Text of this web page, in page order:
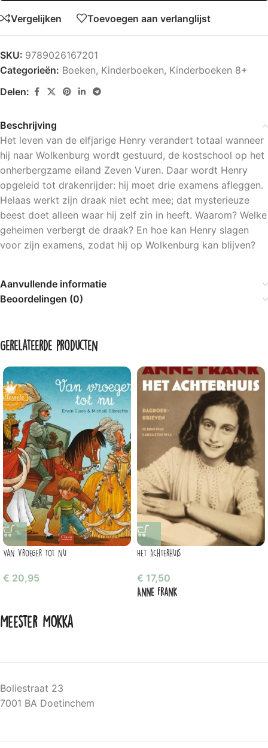
Vergelijken Toevoegen aan verlanglijst
SKU: 9789026167201
Categorieën: Boeken, Kinderboeken, Kinderboeken 8+
Delen:
Beschrijving
Het leven van de elfjarige Henry verandert totaal wanneer
hij naar Wolkenburg wordt gestuurd, de kostschool op het
onherbergzame eiland Zeven Vuren. Daar wordt Henry
opgeleid tot drakenrijder: hij moet drie examens afleggen.
Helaas werkt zijn draak niet echt mee; dat mysterieuze
beest doet alleen waar hij zelf zin in heeft. Waarom? Welke
geheimen verbergt de draak? En hoe kan Henry slagen
voor zijn examens, zodat hij op Wolkenburg kan blijven?
Aanvullende informatie
Beoordelingen (0)
Gerelateerde producten
Van vroeger tot nu
€ 20,95
Het Achterhuis
€ 17,50
Anne Frank
Meester Mokka
Boliestraat 23
7001 BA Doetinchem